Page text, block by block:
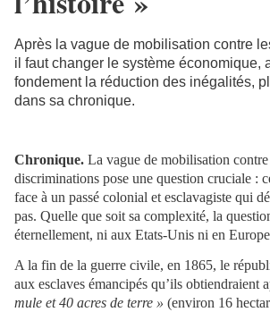
Après la vague de mobilisation contre
il faut changer le système économique,
fondement la réduction des inégalités,
dans sa chronique.
Chronique. La vague de mobilisation
discriminations pose une question cruciale :
face à un passé colonial et esclavagiste qui
pas. Quelle que soit sa complexité, la
éternellement, ni aux Etats-Unis ni en
A la fin de la guerre civile, en 1865, le
aux esclaves émancipés qu’ils obtiendraient
mule et 40 acres de terre » (environ 16